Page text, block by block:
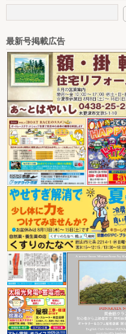
最新号掲載広告